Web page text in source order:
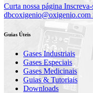
Curta nossa página
dbcoxigenio@oxigenio.com
Guias Úteis
Gases Industriais
Gases Especiais
Gases Medicinais
Guias & Tutoriais
Downloads